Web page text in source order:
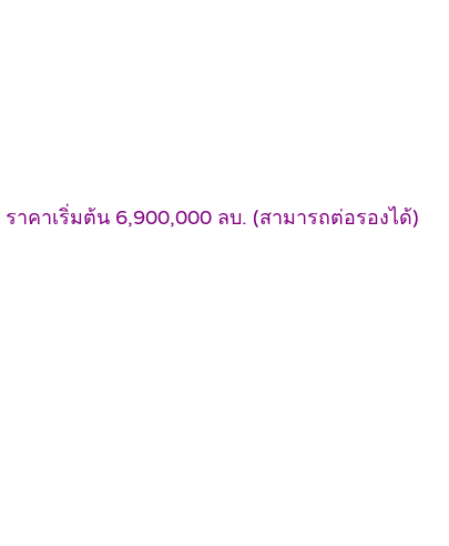
ราคาเริ่มต้น 6,900,000 ลบ. (สามารถต่อรองได้)